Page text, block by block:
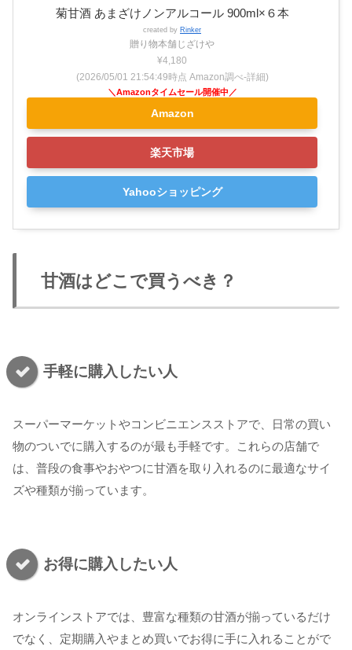
菊甘酒 あまざけノンアルコール 900ml×６本
created by Rinker
贈り物本舗じざけや
¥4,180
(2026/05/01 21:54:49時点 Amazon調べ-詳細)
Amazon
楽天市場
Yahooショッピング
甘酒はどこで買うべき？
手軽に購入したい人
スーパーマーケットやコンビニエンスストアで、日常の買い
物のついでに購入するのが最も手軽です。これらの店舗で
は、普段の食事やおやつに甘酒を取り入れるのに最適なサイ
ズや種類が揃っています。
お得に購入したい人
オンラインストアでは、豊富な種類の甘酒が揃っているだけ
でなく、定期購入やまとめ買いでお得に手に入れることがで